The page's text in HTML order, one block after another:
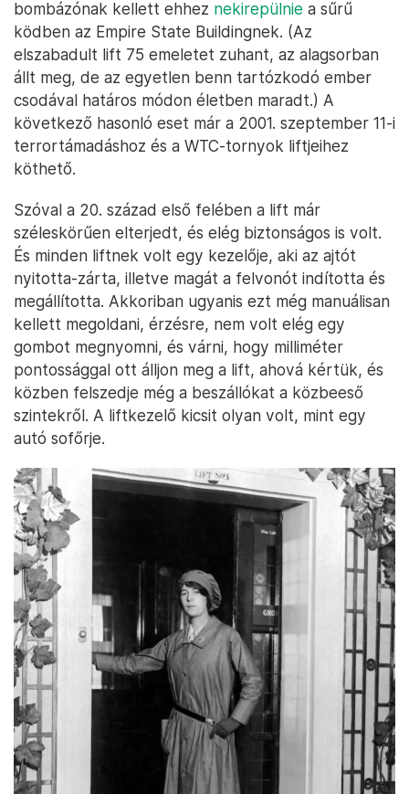
bombázónak kellett ehhez nekirepülnie a sűrű
ködben az Empire State Buildingnek. (Az
elszabadult lift 75 emeletet zuhant, az alagsorban
állt meg, de az egyetlen benn tartózkodó ember
csodával határos módon életben maradt.) A
következő hasonló eset már a 2001. szeptember 11-i
terrortámadáshoz és a WTC-tornyok liftjeihez
köthető.
Szóval a 20. század első felében a lift már
széleskörűen elterjedt, és elég biztonságos is volt.
És minden liftnek volt egy kezelője, aki az ajtót
nyitotta-zárta, illetve magát a felvonót indította és
megállította. Akkoriban ugyanis ezt még manuálisan
kellett megoldani, érzésre, nem volt elég egy
gombot megnyomni, és várni, hogy milliméter
pontossággal ott álljon meg a lift, ahová kértük, és
közben felszedje még a beszállókat a közbeeső
szintekről. A liftkezelő kicsit olyan volt, mint egy
autó sofőrje.